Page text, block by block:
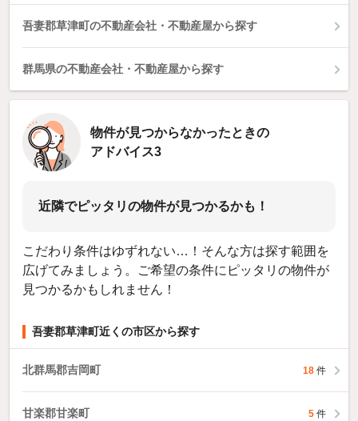
吾妻郡草津町の不動産会社・不動産屋から探す
群馬県の不動産会社・不動産屋から探す
物件が見つからなかったときの
アドバイス3
近隣でピッタリの物件が見つかるかも！
こだわり条件はゆずれない…！そんな方は探す範囲を
広げてみましょう。ご希望の条件にピッタリの物件が
見つかるかもしれません！
吾妻郡草津町近くの市区から探す
北群馬郡吉岡町 18 件
甘楽郡甘楽町 5 件